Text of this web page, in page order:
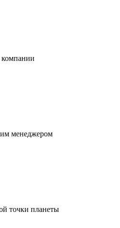
менеджером
точки планеты